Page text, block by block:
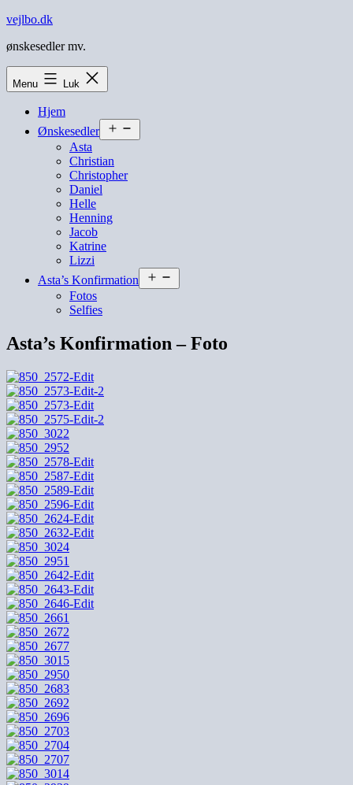
Fortsæt
indhold
vejlbo.dk
ønskesedler mv.
Menu Luk
Hjem
Ønskesedler
menu
Asta
Christian
Christopher
Daniel
Helle
Henning
Jacob
Katrine
Lizzi
Asta’s Konfirmation
menu
Fotos
Selfies
Asta’s Konfirmation – Foto